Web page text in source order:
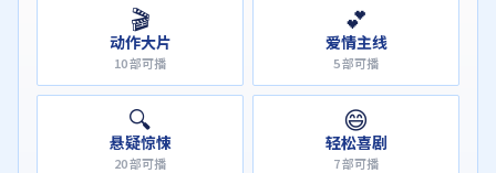
🎬
动作大片
10部可播
💕
爱情主线
5部可播
🔍
悬疑惊悚
20部可播
😄
轻松喜剧
7部可播